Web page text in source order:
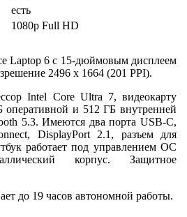
есть
1080p Full HD
Laptop 6 с 15-дюймовым дисплеем
2496 x 1664 (201 PPI).
Intel Core Ultra 7, видеокарту
и 512 ГБ внутренней
5.3. Имеются два порта USB-C,
DisplayPort 2.1, разъем для
работает под управлением ОС
корпус. Защитное
до 19 часов автономной работы.